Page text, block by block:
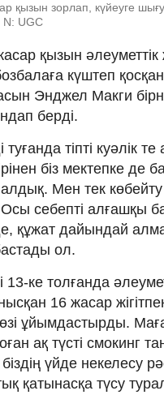
қызын зорлап, күйеуге
N: UGC
қызын әлеуметтік
күштеп
Энджел Макги
берді.
туғанда тіпті куәлік
біз мектепке де
Мен тек көбейту
Осы себепті алғашқы
құжат дайындай
ол.
ке толғанда
16 жасар
ұйымдастырды.
ақ түсті смокинг
үйде некелесу
қатынасқа түсу